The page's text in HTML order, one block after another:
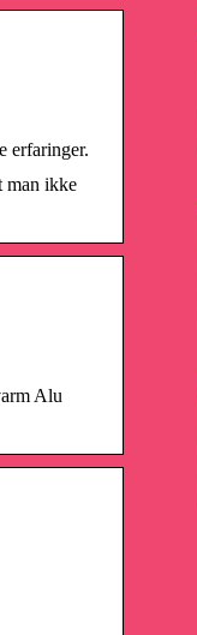
erfaringer.
man ikke
Alu